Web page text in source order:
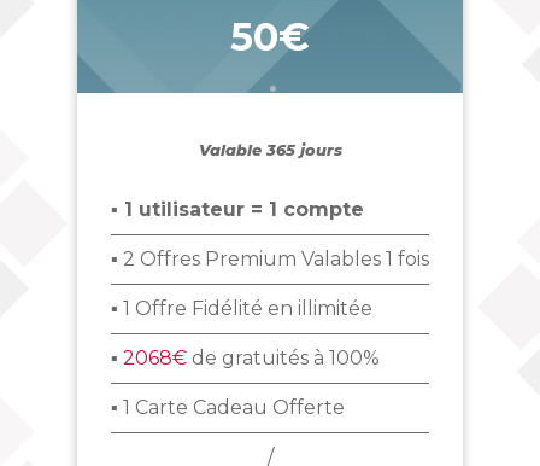
50€
_
Valable 365 jours
▪ 1 utilisateur = 1 compte
▪ 2 Offres Premium Valables 1 fois
▪ 1 Offre Fidélité en illimitée
▪ 2068€ de gratuités à 100%
▪ 1 Carte Cadeau Offerte
/